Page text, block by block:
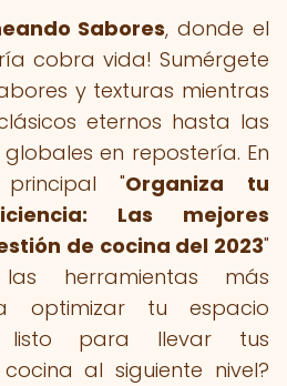
Sabores, donde el
cobra vida! Sumérgete
y texturas mientras
eternos hasta las
en repostería. En
"Organiza tu
Las mejores
de cocina del 2023"
herramientas más
optimizar tu espacio
listo para llevar tus
al siguiente nivel?